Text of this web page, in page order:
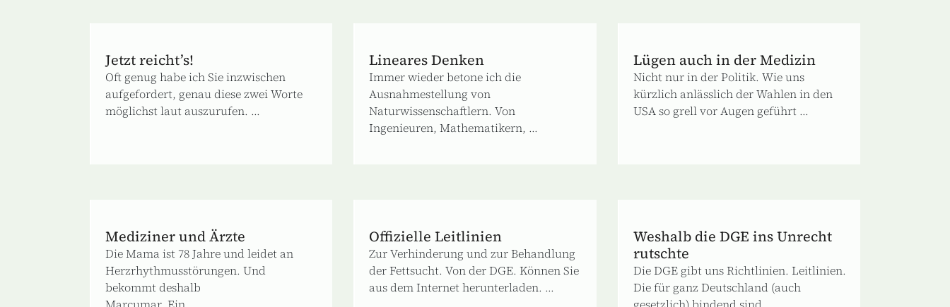
Jetzt reicht’s!
Oft genug habe ich Sie inzwischen
aufgefordert, genau diese zwei Worte
möglichst laut auszurufen. ...
Lineares Denken
Immer wieder betone ich die
Ausnahmestellung von
Naturwissenschaftlern. Von
Ingenieuren, Mathematikern, ...
Lügen auch in der Medizin
Nicht nur in der Politik. Wie uns
kürzlich anlässlich der Wahlen in den
USA so grell vor Augen geführt ...
Mediziner und Ärzte
Die Mama ist 78 Jahre und leidet an
Herzrhythmusstörungen. Und
bekommt deshalb
Offizielle Leitlinien
Zur Verhinderung und zur Behandlung
der Fettsucht. Von der DGE. Können Sie
aus dem Internet herunterladen. ...
Weshalb die DGE ins Unrecht
rutschte
Die DGE gibt uns Richtlinien. Leitlinien.
Die für ganz Deutschland (auch